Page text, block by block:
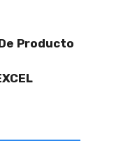
Producto